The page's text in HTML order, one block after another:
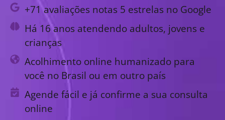
+71 avaliações notas 5 estrelas no Google
Há 16 anos atendendo adultos, jovens e
crianças
Acolhimento online humanizado para
você no Brasil ou em outro país
Agende fácil e já confirme a sua consulta
online